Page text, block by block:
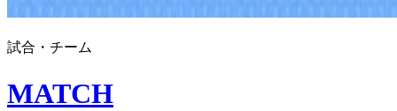
試合・チーム
MATCH